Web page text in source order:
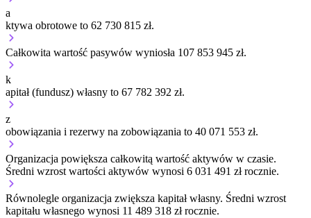
a
ktywa obrotowe to 62 730 815 zł.
Całkowita wartość pasywów wyniosła 107 853 945 zł.
k
apitał (fundusz) własny to 67 782 392 zł.
z
obowiązania i rezerwy na zobowiązania to 40 071 553 zł.
Organizacja powiększa całkowitą wartość aktywów w czasie.
Średni wzrost wartości aktywów wynosi 6 031 491 zł rocznie.
Równolegle organizacja zwiększa kapitał własny. Średni wzrost
kapitału własnego wynosi 11 489 318 zł rocznie.